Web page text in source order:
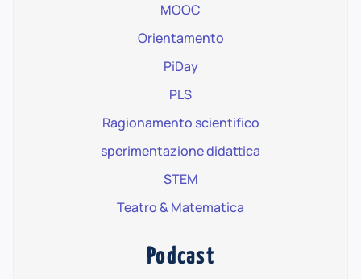
MOOC
Orientamento
PiDay
PLS
Ragionamento scientifico
sperimentazione didattica
STEM
Teatro & Matematica
Podcast